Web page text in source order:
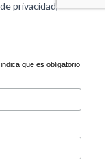
indica que es obligatorio